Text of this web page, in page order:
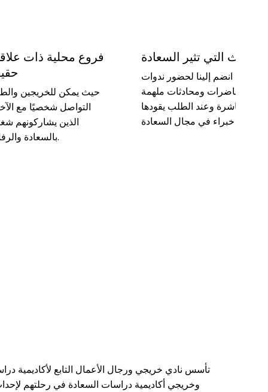
فروع محلية ذات
حيث يمكن للخريجين
التواصل شخصيًا مع
الذين يشاركونهم
بالسعادة والرفاهية.
الأحداث التي تثير السعادة
انضم إلينا لحضور ندوات
ومحاضرات ومحادثات ملهمة
مباشرة وعند الطلب يقودها
خبراء في مجال السعادة
تأسس نادي خريجي ورجال الأعمال التابع لأكاديمية
وخريجي أكاديمية دراسات السعادة في رحلتهم